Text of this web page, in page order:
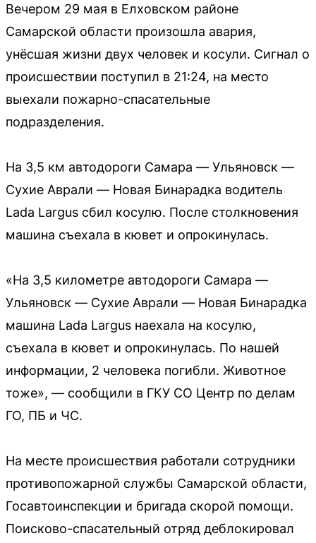
Вечером 29 мая в Елховском районе
Самарской области произошла авария,
унёсшая жизни двух человек и косули. Сигнал о
происшествии поступил в 21:24, на место
выехали пожарно-спасательные
подразделения.
На 3,5 км автодороги Самара — Ульяновск —
Сухие Аврали — Новая Бинарадка водитель
Lada Largus сбил косулю. После столкновения
машина съехала в кювет и опрокинулась.
«На 3,5 километре автодороги Самара —
Ульяновск — Сухие Аврали — Новая Бинарадка
машина Lada Largus наехала на косулю,
съехала в кювет и опрокинулась. По нашей
информации, 2 человека погибли. Животное
тоже», — сообщили в ГКУ СО Центр по делам
ГО, ПБ и ЧС.
На месте происшествия работали сотрудники
противопожарной службы Самарской области,
Госавтоинспекции и бригада скорой помощи.
Поисково-спасательный отряд деблокировал